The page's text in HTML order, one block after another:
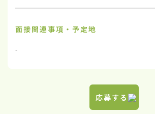
面接関連事項・予定地
-
応募する